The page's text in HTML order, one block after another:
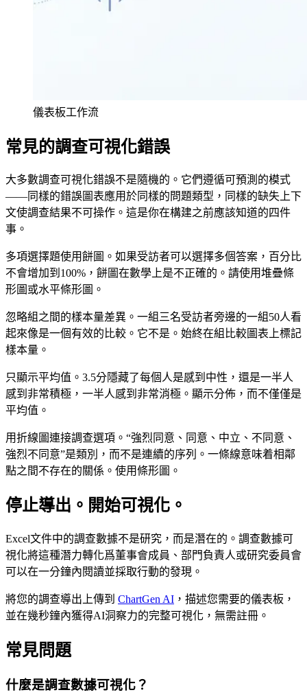
儀表板工作流
常見的調查可視化錯誤
大多數調查可視化錯誤不是隨機的。它們遵循可預測的模式
——同樣的錯誤圖表應用於同樣的問題類型，同樣的缺失上下
文使調查結果不可操作。這是你在構建之前應該知道的四件
事。
多項選擇題使用餅圖。如果受訪者可以選擇多個答案，百分比
不會增加到100%，餅圖在數學上是不正確的。請使用堆疊條
形圖或水平條形圖。
忽略組之間的樣本量差異。一組三名受訪者旁邊的一組50人看
起來像是一個有效的比較。它不是。始終在組比較圖表上標記
樣本量。
只顯示平均值。3.5分隱藏了每個人是感到中性，還是一半人
感到非常積極，一半人感到非常消極。顯示分佈，而不僅僅是
平均值。
用折線圖連接調查選項。“強烈同意、同意、中立、不同意、
強烈不同意”是類別，而不是連續的序列。一條線意味着相鄰
點之間不存在的關係。使用條形圖。
停止導出。開始可視化。
Excel文件中的調查數據不是研究，而是潛在的。調查數據可
視化將這種潛力轉化爲董事會成員、部門負責人或研究委員會
可以在一分鐘內閱讀並採取行動的發現。
將您的調查導出上傳到 ChartGen AI ，描述您需要的儀表板，
並在幾秒鐘內獲得AI洞察力的完整可視化，無需註冊。
常見問題
什麼是調查數據可視化？